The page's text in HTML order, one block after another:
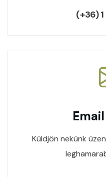
(+36)
Küldjön nekünk